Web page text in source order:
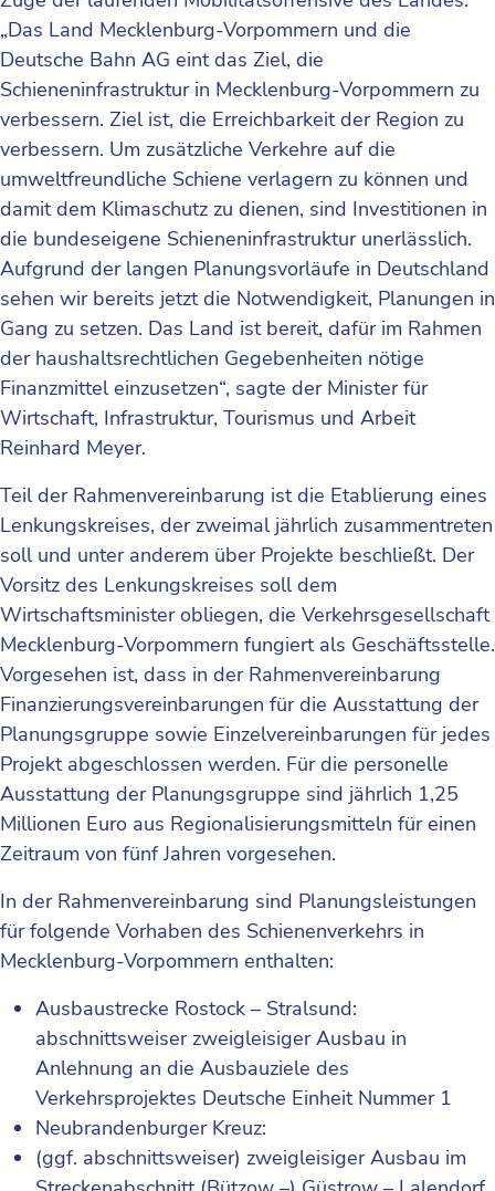
„Das Land Mecklenburg-Vorpommern und die
Deutsche Bahn AG eint das Ziel, die
Schieneninfrastruktur in Mecklenburg-Vorpommern zu
verbessern. Ziel ist, die Erreichbarkeit der Region zu
verbessern. Um zusätzliche Verkehre auf die
umweltfreundliche Schiene verlagern zu können und
damit dem Klimaschutz zu dienen, sind Investitionen in
die bundeseigene Schieneninfrastruktur unerlässlich.
Aufgrund der langen Planungsvorläufe in Deutschland
sehen wir bereits jetzt die Notwendigkeit, Planungen in
Gang zu setzen. Das Land ist bereit, dafür im Rahmen
der haushaltsrechtlichen Gegebenheiten nötige
Finanzmittel einzusetzen“, sagte der Minister für
Wirtschaft, Infrastruktur, Tourismus und Arbeit
Reinhard Meyer.
Teil der Rahmenvereinbarung ist die Etablierung eines
Lenkungskreises, der zweimal jährlich zusammentreten
soll und unter anderem über Projekte beschließt. Der
Vorsitz des Lenkungskreises soll dem
Wirtschaftsminister obliegen, die Verkehrsgesellschaft
Mecklenburg-Vorpommern fungiert als Geschäftsstelle.
Vorgesehen ist, dass in der Rahmen­vereinbarung
Finanzierungsvereinbarungen für die Ausstat­tung der
Planungsgruppe sowie Einzelvereinbarungen für jedes
Projekt abgeschlossen werden. Für die personelle
Ausstattung der Planungsgruppe sind jährlich 1,25
Millionen Euro aus Regionalisierungsmitteln für einen
Zeitraum von fünf Jahren vorgesehen.
In der Rahmenvereinbarung sind Planungsleistungen
für folgende Vorhaben des Schienenverkehrs in
Mecklenburg-Vorpommern enthalten:
Ausbaustrecke Rostock – Stralsund:
abschnittsweiser zweigleisiger Ausbau in
Anlehnung an die Ausbauziele des
Verkehrsprojektes Deutsche Einheit Nummer 1
Neubrandenburger Kreuz:
(ggf. abschnittsweiser) zweigleisiger Ausbau im